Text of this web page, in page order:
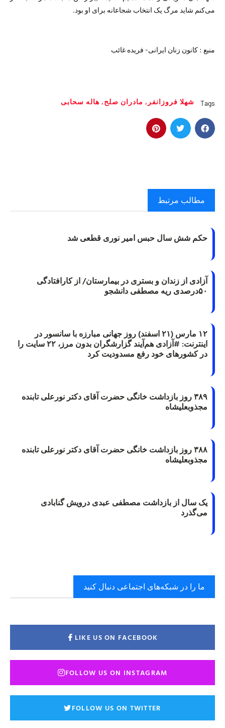
می‌کنم شاید مرگ یک انتخاب شجاعانه برای او بود.
منبع : کانون زنان ایرانی- فریده غائب
Tags شهلا فروزانفر , مادران صلح, هاله سحابی
مطالب مرتبط
حکم شش سال حبس امیر نوری قطعی شد
آزادی از زندان و بستری در بیمارستان/ از کارافتادگی
۵۰درصدی ریه مصطفی دانشجو
۱۲ مارس (۲۱ اسفند) روز جهانی مبارزه با سانسور در
اینترنت: #آزادی هم‌آیند گزارشگران‌ بدون مرز، ۲۲ سایت را
در کشورهای خود رفع مسدودیت کرد
۳۸۹ روز بازداشت خانگی حضرت آقای دکتر نورعلی تابنده
مجذوبعلیشاه
۳۸۸ روز بازداشت خانگی حضرت آقای دکتر نورعلی تابنده
مجذوبعلیشاه
یک سال از بازداشت مصطفی عبدی درویش گنابادی
می‌گذرد
ما را در شبکه‌های اجتماعی دنبال کنید
LIKE US ON FACEBOOK
FOLLOW US ON INSTAGRAM
FOLLOW US ON TWITTER